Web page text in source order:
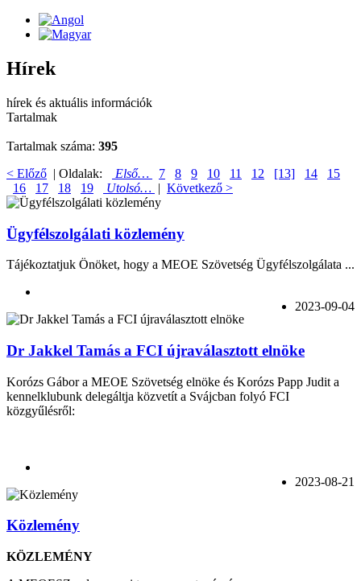
Hírek
hírek és aktuális információk
Tartalmak
Tartalmak száma: 395
< Előző | Oldalak: Első… 7 8 9 10 11 12 [13] 14
15
16
17 18 19 Utolsó… | Következő >
Ügyfélszolgálati közlemény
Tájékoztatjuk Önöket, hogy a MEOE Szövetség Ügyfélszolgálata ...
2023-09-04
Dr Jakkel Tamás a FCI újraválasztott elnöke
Korózs Gábor a MEOE Szövetség elnöke és Korózs Papp Judit a
kennelklubunk delegáltja közvetít a Svájcban folyó FCI
közgyűlésről:
2023-08-21
Közlemény
KÖZLEMÉNY